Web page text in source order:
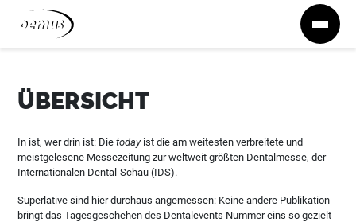
Zum Inhalt springen
ÜBERSICHT
In ist, wer drin ist: Dietodayist die am weitesten verbreitete und
meistgelesene Messezeitung zur weltweit größten Dentalmesse, der
Internationalen Dental-Schau (IDS).
Superlative sind hier durchaus angemessen: Keine andere Publikation
bringt das Tagesgeschehen des Dentalevents Nummer eins so gezielt